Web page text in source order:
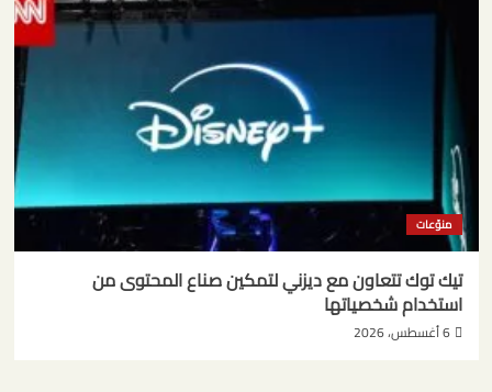
منوّعات
تيك توك تتعاون مع ديزني لتمكين صناع المحتوى من
استخدام شخصياتها
6 أغسطس، 2026